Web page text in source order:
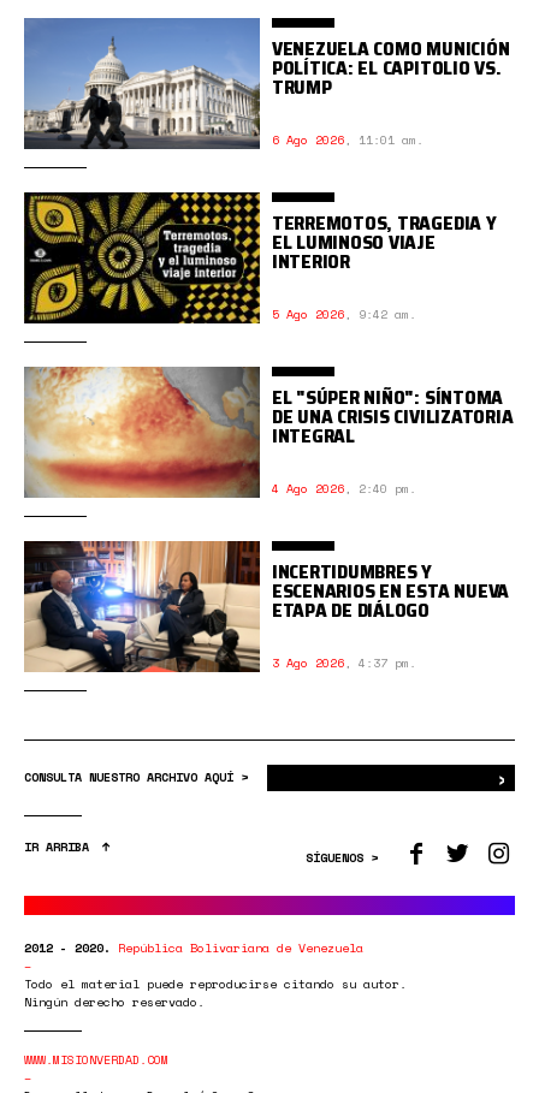
VENEZUELA COMO MUNICIÓN
POLÍTICA: EL CAPITOLIO VS.
TRUMP
6 Ago 2026, 11:01 am.
TERREMOTOS, TRAGEDIA Y
EL LUMINOSO VIAJE
INTERIOR
5 Ago 2026, 9:42 am.
EL "SÚPER NIÑO": SÍNTOMA
DE UNA CRISIS CIVILIZATORIA
INTEGRAL
4 Ago 2026, 2:40 pm.
INCERTIDUMBRES Y
ESCENARIOS EN ESTA NUEVA
ETAPA DE DIÁLOGO
3 Ago 2026, 4:37 pm.
CONSULTA NUESTRO ARCHIVO AQUÍ > ›
IR ARRIBA
SÍGUENOS >
2012 - 2020. República Bolivariana de Venezuela
Todo el material puede reproducirse citando su autor.
Ningún derecho reservado.
WWW.MISIONVERDAD.COM